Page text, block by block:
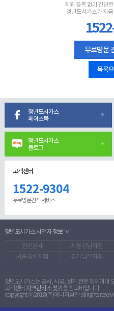
회원 등록 없이 간단
청년도시가스가 지
무료방문
목록
청년도시가스
페이스북
청년도시가스
블로그
고객센터
1522-9304
무료방문견적 서비스
청년도시가스 사업자 정보
인천본사 서울 강남지점
서울 강서지점
경기 남부지점
청년도시가스는 공사, 시공, 설치 전문 업체이며
고객센터 지역관리소 찾기 를 참고바랍니다.
copyright ⓒ2018(주)에너지삼천 all rights